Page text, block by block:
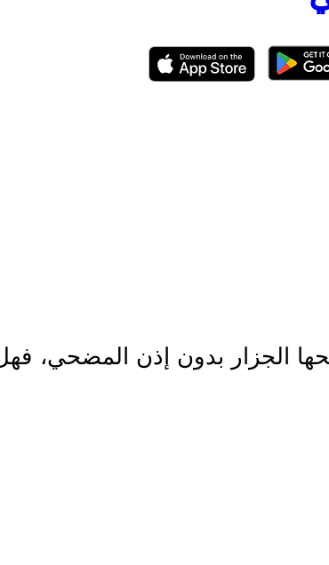
الجزار بدون إذن المضحي،